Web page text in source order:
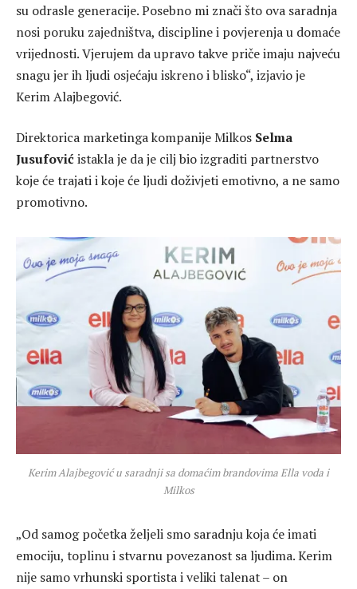
su odrasle generacije. Posebno mi znači što ova saradnja
nosi poruku zajedništva, discipline i povjerenja u domaće
vrijednosti. Vjerujem da upravo takve priče imaju najveću
snagu jer ih ljudi osjećaju iskreno i blisko“, izjavio je
Kerim Alajbegović.
Direktorica marketinga kompanije Milkos Selma
Jusufovićistakla je da je cilj bio izgraditi partnerstvo
koje će trajati i koje će ljudi doživjeti emotivno, a ne samo
promotivno.
Kerim Alajbegović u saradnji sa domaćim brandovima Ella voda i
Milkos
„Od samog početka željeli smo saradnju koja će imati
emociju, toplinu i stvarnu povezanost sa ljudima. Kerim
nije samo vrhunski sportista i veliki talenat – on